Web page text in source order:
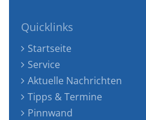
Quicklinks
Startseite
Service
Aktuelle Nachrichten
Tipps & Termine
Pinnwand